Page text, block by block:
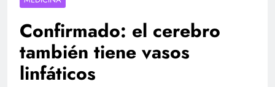
Confirmado: el cerebro
también tiene vasos
linfáticos